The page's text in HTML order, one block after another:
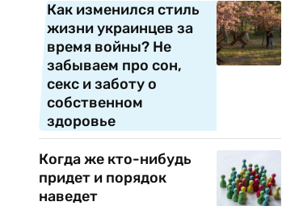
Как изменился стиль
жизни украинцев за
время войны? Не
забываем про сон,
секс и заботу о
собственном
здоровье
Когда же кто-нибудь
придет и порядок
наведет